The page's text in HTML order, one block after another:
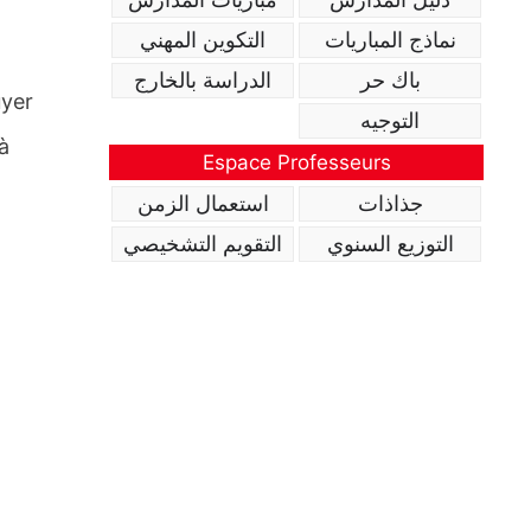
نماذج المباريات
التكوين المهني
باك حر
الدراسة بالخارج
التوجيه
Espace Professeurs
جذاذات
استعمال الزمن
التوزيع السنوي
التقويم التشخيصي